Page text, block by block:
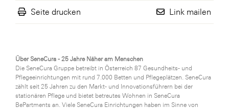
MediaSeite drucken Link mailen
Über SeneCura - 25 Jahre Näher am Menschen
Die SeneCura Gruppe betreibt in Österreich 87 Gesundheits- und
Pflegeeinrichtungen mit rund 7.000 Betten und Pflegeplätzen. SeneCura
zählt seit 25 Jahren zu den Markt- und Innovationsführern bei der
stationären Pflege und bietet betreutes Wohnen in SeneCura
BePartments an. Viele SeneCura Einrichtungen haben im Sinne von